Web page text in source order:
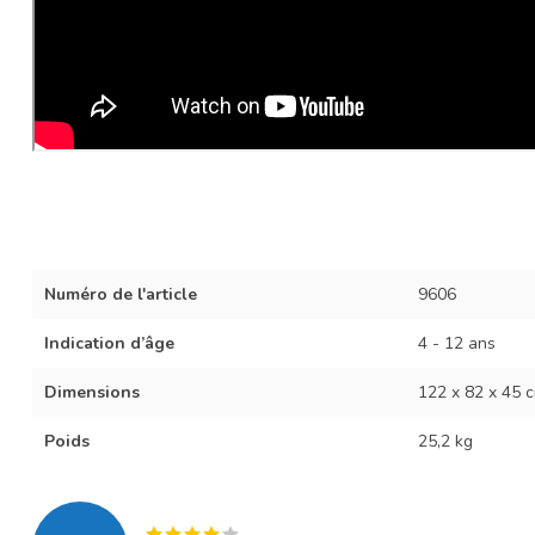
Numéro de l'article 9606
Indication d’âge 4 - 12 ans
Dimensions 122 x 82 x 45
Poids 25,2 kg